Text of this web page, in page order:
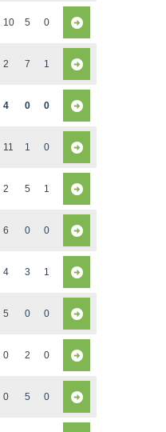
10 5 0
2 7 1
4 0 0
11 1 0
2 5 1
6 0 0
4 3 1
5 0 0
0 2 0
0 5 0